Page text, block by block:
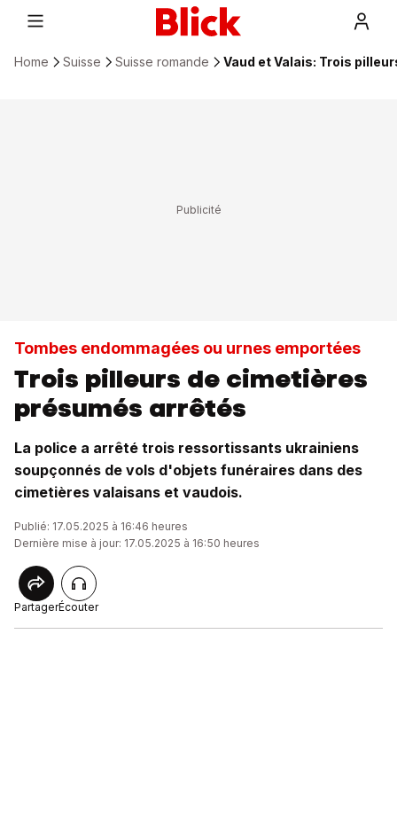
Home Suisse Suisse romande Vaud et Valais: Trois
Tombes endommagées ou urnes emportées
Trois pilleurs de cimetières
présumés arrêtés
La police a arrêté trois ressortissants ukrainiens
soupçonnés de vols d'objets funéraires dans des
cimetières valaisans et vaudois.
Publié: 17.05.2025 à 16:46 heures
Dernière mise à jour: 17.05.2025 à 16:50 heures
PartagerÉcouter